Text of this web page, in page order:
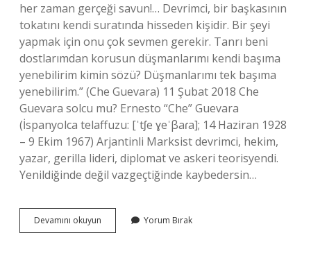
her zaman gerçeği savun!… Devrimci, bir başkasının
tokatını kendi suratında hisseden kişidir. Bir şeyi
yapmak için onu çok sevmen gerekir. Tanrı beni
dostlarımdan korusun düşmanlarımı kendi başıma
yenebilirim kimin sözü? Düşmanlarımı tek başıma
yenebilirim.” (Che Guevara) 11 Şubat 2018 Che
Guevara solcu mu? Ernesto “Che” Guevara
(İspanyolca telaffuzu: [ˈtʃe ɣeˈβaɾa]; 14 Haziran 1928
– 9 Ekim 1967) Arjantinli Marksist devrimci, hekim,
yazar, gerilla lideri, diplomat ve askeri teorisyendi.
Yenildiğinde değil vazgeçtiğinde kaybedersin…
Devamını okuyun Kaybettiğinde
Değil
Yorum Bırak